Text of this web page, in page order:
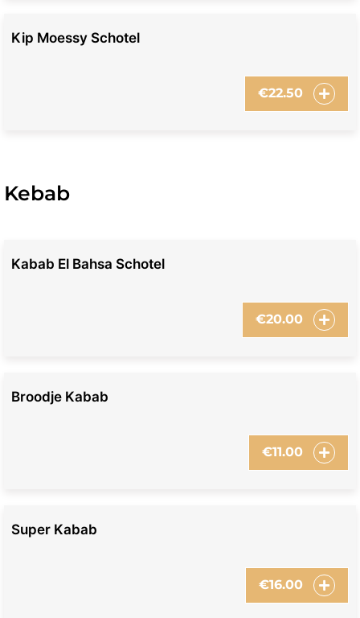
Kip Moessy Schotel
€22.50
Kebab
Kabab El Bahsa Schotel
€20.00
Broodje Kabab
€11.00
Super Kabab
€16.00